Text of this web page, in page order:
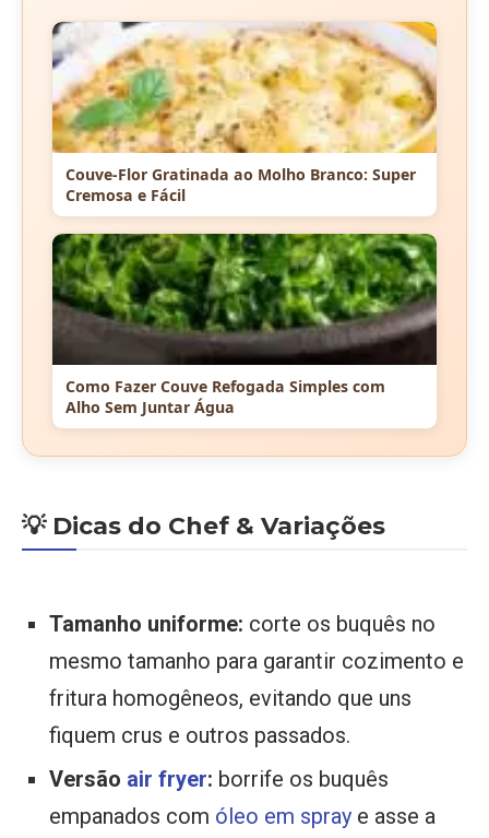
Couve-Flor Gratinada ao Molho Branco: Super
Cremosa e Fácil
Como Fazer Couve Refogada Simples com
Alho Sem Juntar Água
💡 Dicas do Chef & Variações
Tamanho uniforme: corte os buquês no
mesmo tamanho para garantir cozimento e
fritura homogêneos, evitando que uns
fiquem crus e outros passados.
Versão air fryer: borrife os buquês
empanados com óleo em spray e asse a